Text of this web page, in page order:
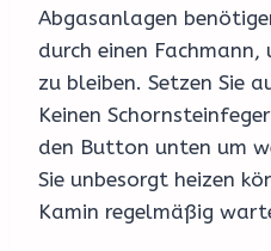
Abgasanlagen
durch einen
zu bleiben. Setzen Sie
Keinen
den Button unten um
Sie unbesorgt heizen
Kamin regelmäßig